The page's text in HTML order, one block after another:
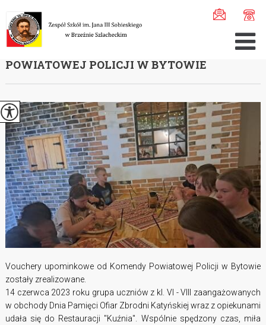
Pizza w ''Kuźni'' - ...
PIZZA W ''KUŹNI'' - NAGRODA OD KOMENDY
POWIATOWEJ POLICJI W BYTOWIE
Vouchery upominkowe od Komendy Powiatowej Policji w Bytowie
zostały zrealizowane.
14 czerwca 2023 roku grupa uczniów z kl. VI - VIII zaangażowanych
w obchody Dnia Pamięci Ofiar Zbrodni Katyńskiej wraz z opiekunami
udała się do Restauracji "Kuźnia". Wspólnie spędzony czas, miła